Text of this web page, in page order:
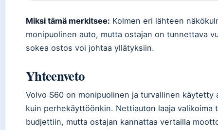
Miksi tämä merkitsee: Kolmen eri lähteen
monipuolinen auto, mutta ostajan on tunnettava
sokea ostos voi johtaa yllätyksiin.
Yhteenveto
Volvo S60 on monipuolinen ja turvallinen
kuin perhekäyttöönkin. Nettiauton laaja valikoima
budjettiin, mutta ostajan kannattaa vertailla